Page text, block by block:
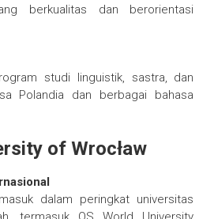
berkualitas dan berorientasi
studi linguistik, sastra, dan
Polandia dan berbagai bahasa
of Wrocław
dalam peringkat universitas